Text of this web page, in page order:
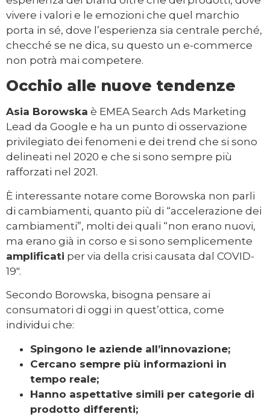
vivere i valori e le emozioni che quel marchio
porta in sé, dove l’esperienza sia centrale perché,
checché se ne dica, su questo un e-commerce
non potrà mai competere.
Occhio alle nuove tendenze
Asia Borowska è EMEA Search Ads Marketing
Lead da Google e ha un punto di osservazione
privilegiato dei fenomeni e dei trend che si sono
delineati nel 2020 e che si sono sempre più
rafforzati nel 2021.
È interessante notare come Borowska non parli
di cambiamenti, quanto più di “accelerazione dei
cambiamenti”, molti dei quali “non erano nuovi,
ma erano già in corso e si sono semplicemente
amplificati per via della crisi causata dal COVID-
19″.
Secondo Borowska, bisogna pensare ai
consumatori di oggi in quest’ottica, come
individui che:
Spingono le aziende all’innovazione;
Cercano sempre più informazioni in
tempo reale;
Hanno aspettative simili per categorie di
prodotto differenti;